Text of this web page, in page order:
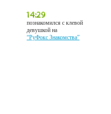
познакомился с клевой
девушкой на
“РуФокс Знакомства”